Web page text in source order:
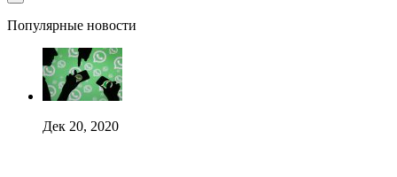
Популярные новости
Дек 20, 2020